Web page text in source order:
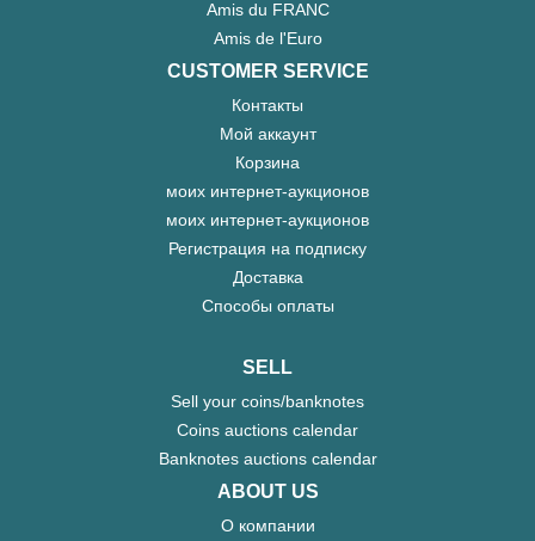
Amis du FRANC
Amis de l'Euro
CUSTOMER SERVICE
Контакты
Мой аккаунт
Корзина
моих интернет-аукционов
моих интернет-аукционов
Регистрация на подписку
Доставка
Способы оплаты
SELL
Sell your coins/banknotes
Coins auctions calendar
Banknotes auctions calendar
ABOUT US
О компании